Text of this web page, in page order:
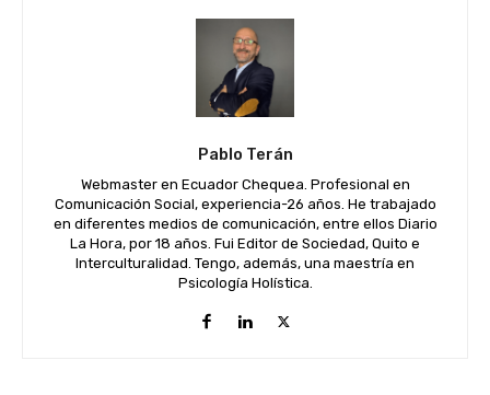
Pablo Terán
Webmaster en Ecuador Chequea. Profesional en
Comunicación Social, experiencia-26 años. He trabajado
en diferentes medios de comunicación, entre ellos Diario
La Hora, por 18 años. Fui Editor de Sociedad, Quito e
Interculturalidad. Tengo, además, una maestría en
Psicología Holística.